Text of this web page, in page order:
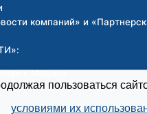
компаний» и
Медиа»
пользоваться
условиями их